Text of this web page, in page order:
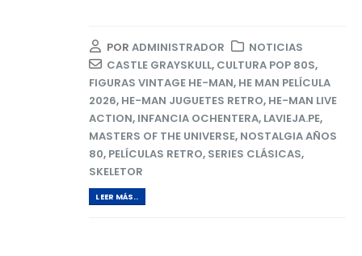
POR ADMINISTRADOR
NOTICIAS
CASTLE GRAYSKULL, CULTURA POP 80S,
FIGURAS VINTAGE HE-MAN, HE MAN PELÍCULA
2026, HE-MAN JUGUETES RETRO, HE-MAN LIVE
ACTION, INFANCIA OCHENTERA, LAVIEJA.PE,
MASTERS OF THE UNIVERSE, NOSTALGIA AÑOS
80, PELÍCULAS RETRO, SERIES CLÁSICAS,
SKELETOR
LEER MÁS..